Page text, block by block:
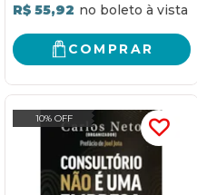
R$ 55,92
COMPRAR
10% OFF